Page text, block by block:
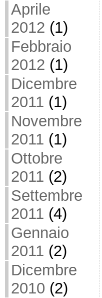
Aprile
2012 (1)
Febbraio
2012 (1)
Dicembre
2011 (1)
Novembre
2011 (1)
Ottobre
2011 (2)
Settembre
2011 (4)
Gennaio
2011 (2)
Dicembre
2010 (2)